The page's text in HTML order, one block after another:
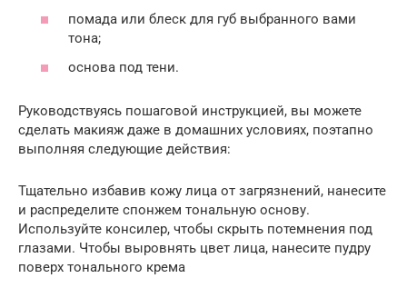
помада или блеск для губ выбранного вами
тона;
основа под тени.
Руководствуясь пошаговой инструкцией, вы можете
сделать макияж даже в домашних условиях, поэтапно
выполняя следующие действия:
Тщательно избавив кожу лица от загрязнений, нанесите
и распределите спонжем тональную основу.
Используйте консилер, чтобы скрыть потемнения под
глазами. Чтобы выровнять цвет лица, нанесите пудру
поверх тонального крема